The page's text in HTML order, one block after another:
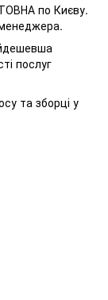
по Києву.
менеджера.
послуг
та зборці у